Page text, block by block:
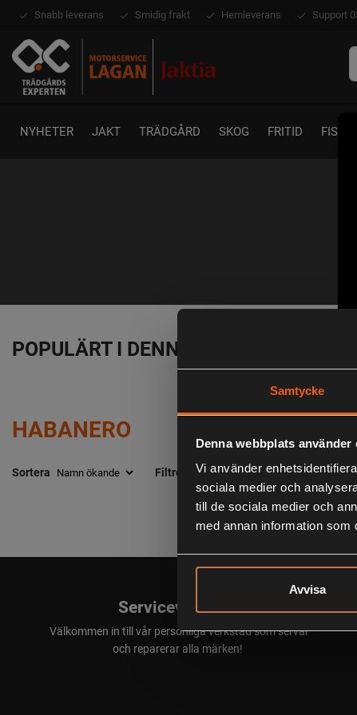
Samtycke
Denna webbplats använder
Vi använder
sociala medier och
till de sociala medier och
med annan information
Avvisa
Snabb leverans Smidig frakt Hemleverans Support
NYHETER JAKT TRÄDGÅRD SKOG FRITID FISKE
POPULÄRT I DENNA KATEGORI
HABANERO
Sortera Filtrera Återställ filter
Serviceverkstad
Välkommen in till vår personliga verkstad som servar
och reparerar alla märken!